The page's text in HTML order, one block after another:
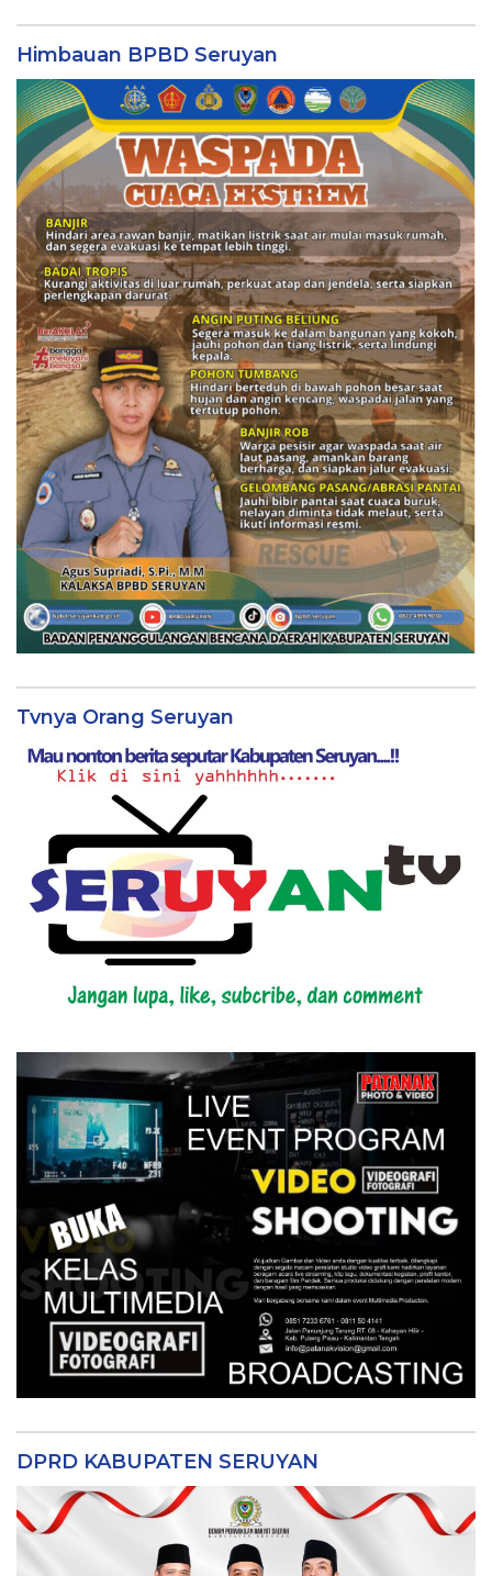
Himbauan BPBD Seruyan
Tvnya Orang Seruyan
DPRD KABUPATEN SERUYAN